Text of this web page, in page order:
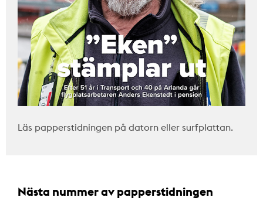
Läs papperstidningen på datorn eller surfplattan.
Nästa nummer av papperstidningen